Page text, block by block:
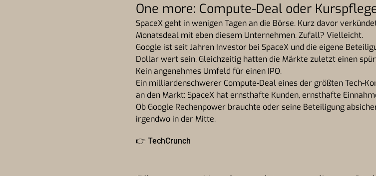
One more: Compute-Deal oder
SpaceX geht in wenigen Tagen an die Börse. Kurz davor
Monatsdeal mit eben diesem Unternehmen. Zufall? Vielleicht.
Google ist seit Jahren Investor bei SpaceX und die eigene
Dollar wert sein. Gleichzeitig hatten die Märkte zuletzt einen
Kein angenehmes Umfeld für einen IPO.
Ein milliardenschwerer Compute-Deal eines der größten Tech-
an den Markt: SpaceX hat ernsthafte Kunden, ernsthafte
Ob Google Rechenpower brauchte oder seine Beteiligung
irgendwo in der Mitte.
👉 TechCrunch